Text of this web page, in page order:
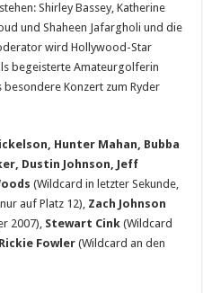
Shirley Bassey, Katherine
und Shaheen Jafargholi und die
wird Hollywood-Star
begeisterte Amateurgolferin
Konzert zum Ryder
Hunter Mahan, Bubba
Dustin Johnson, Jeff
(Wildcard in letzter Sekunde,
auf Platz 12), Zach Johnson
2007), Stewart Cink(Wildcard
Rickie Fowler (Wildcard an den